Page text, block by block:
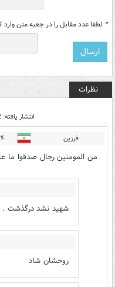
* لطفا عدد مقابل را در جعبه متن وارد
نظرات
انتشار یافته: 142
فرزین
من المومنین رجال صدقوا ما
شهید نشد درگذشت . از پایان
روحشان شاد